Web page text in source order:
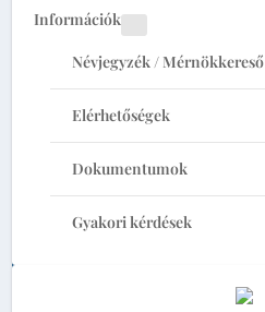
Információk
Névjegyzék / Mérnökkereső
Elérhetőségek
Dokumentumok
Gyakori kérdések